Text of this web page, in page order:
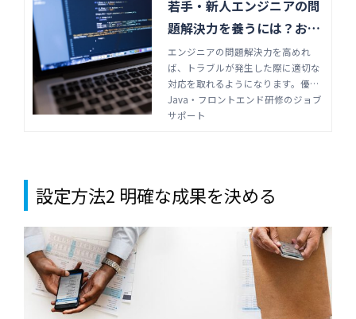
若手・新人エンジニアの問
題解決力を養うには？おす
すめの鍛え方を解説 | Jav
a・フロントエンド研修の
ジョブサポート
エンジニアの問題解決力を高めれ
ば、トラブルが発生した際に適切な
対応を取れるようになります。優秀
な人材を育てるためには、技術面だ
けでなく精神面も鍛えることが重要
Java・フロントエンド研修のジョブ
サポート
設定方法2 明確な成果を決める